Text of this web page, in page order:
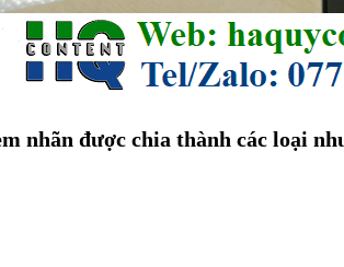
nhãn được chia thành các loại